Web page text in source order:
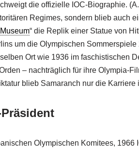
die offizielle IOC-Biographie.
Regimes, sondern blieb auch
“ die Replik einer Statue von
um die Olympischen
Ort wie 1936 im faschistischen
– nachträglich für ihre Olympia-
blieb Samaranch nur die Karriere
Olympischen Komitees, 1966